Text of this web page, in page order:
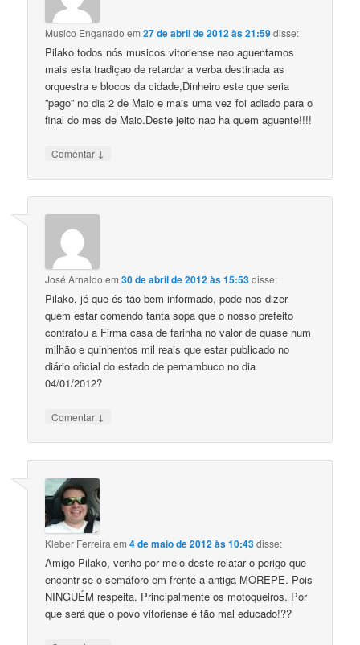
Musico Enganado em27 de abril de 2012 às 21:59disse:
Pilako todos nós musicos vitoriense nao aguentamos
mais esta tradiçao de retardar a verba destinada as
orquestra e blocos da cidade,Dinheiro este que seria
”pago” no dia 2 de Maio e mais uma vez foi adiado para o
final do mes de Maio.Deste jeito nao ha quem aguente!!!!
Comentar ↓
José Arnaldo em30 de abril de 2012 às 15:53disse:
Pilako, jé que és tão bem informado, pode nos dizer
quem estar comendo tanta sopa que o nosso prefeito
contratou a Firma casa de farinha no valor de quase hum
milhão e quinhentos mil reais que estar publicado no
diário oficial do estado de pernambuco no dia
04/01/2012?
Comentar ↓
Kleber Ferreira em4 de maio de 2012 às 10:43disse:
Amigo Pilako, venho por meio deste relatar o perigo que
encontr-se o semáforo em frente a antiga MOREPE. Pois
NINGUÉM respeita. Principalmente os motoqueiros. Por
que será que o povo vitoriense é tão mal educado!??